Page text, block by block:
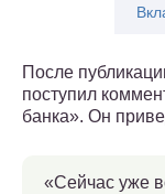
После
поступил
банка». Он
«Сейчас уже